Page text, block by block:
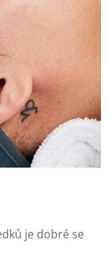
je dobré se